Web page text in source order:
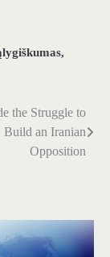
,
the Struggle to
Build an Iranian
Opposition